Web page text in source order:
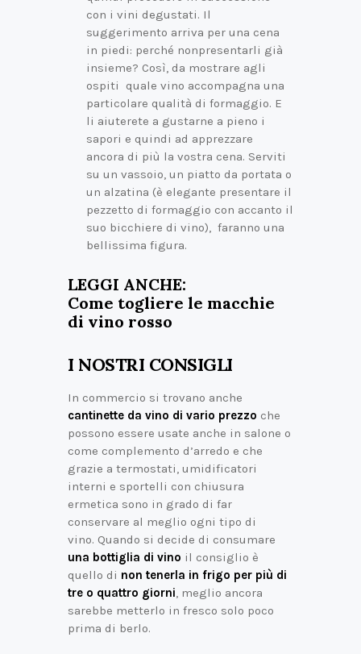
con i vini degustati. Il
suggerimento arriva per una cena
in piedi: perché nonpresentarli già
insieme? Così, da mostrare agli
ospiti quale vino accompagna una
particolare qualità di formaggio. E
li aiuterete a gustarne a pieno i
sapori e quindi ad apprezzare
ancora di più la vostra cena. Serviti
su un vassoio, un piatto da portata o
un alzatina (è elegante presentare il
pezzetto di formaggio con accanto il
suo bicchiere di vino), faranno una
bellissima figura.
LEGGI ANCHE:
Come togliere le macchie
di vino rosso
I NOSTRI CONSIGLI
In commercio si trovano anche
cantinette da vino di vario prezzo che
possono essere usate anche in salone o
come complemento d’arredo e che
grazie a termostati, umidificatori
interni e sportelli con chiusura
ermetica sono in grado di far
conservare al meglio ogni tipo di
vino. Quando si decide di consumare
una bottiglia di vino il consiglio è
quello di non tenerla in frigo per più di
tre o quattro giorni, meglio ancora
sarebbe metterlo in fresco solo poco
prima di berlo.